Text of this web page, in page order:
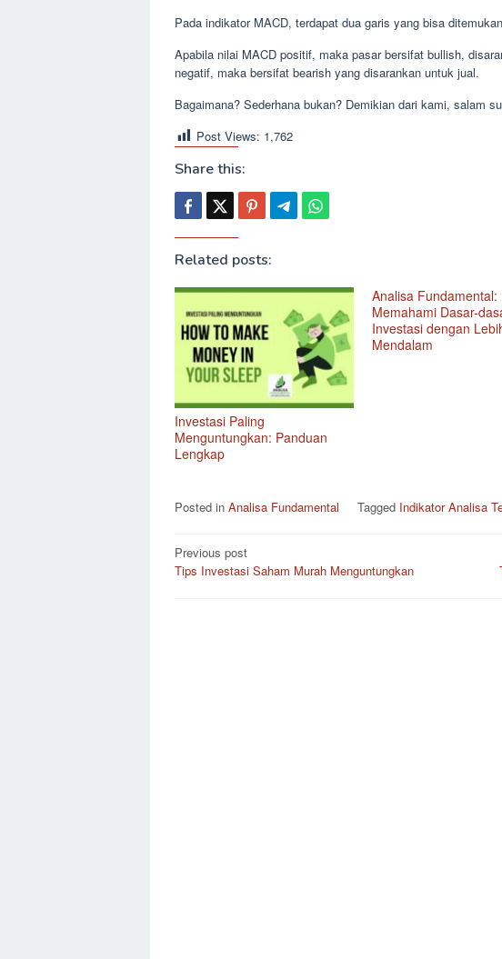
Pada indikator MACD, terdapat dua garis yang bisa
Apabila nilai MACD positif, maka pasar bersifat bullish,
negatif, maka bersifat bearish yang disarankan untuk jual.
Bagaimana? Sederhana bukan? Demikian dari kami, salam
Post Views: 1,762
Share this:
Related posts:
Investasi Paling
Menguntungkan: Panduan
Lengkap
Analisa Fundamental:
Memahami Dasar-
Investasi dengan
Mendalam
Posted in Analisa Fundamental Tagged Indikator Analisa
Post
navigation
Previous post
Tips Investasi Saham Murah Menguntungkan